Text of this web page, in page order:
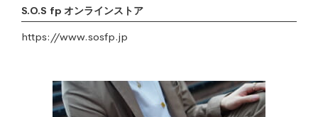
S.O.S fp オンラインストア
https://www.sosfp.jp